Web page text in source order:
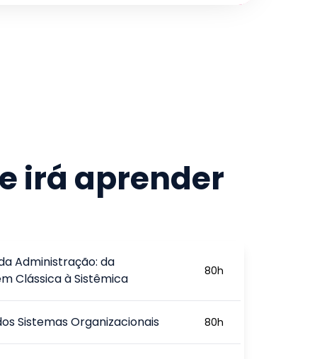
irá aprender
Administração: da
Clássica à Sistêmica
80h
Sistemas Organizacionais 80h